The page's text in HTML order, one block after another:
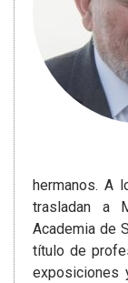
hermanos. A
trasladan a
Academia de
título de
exposiciones